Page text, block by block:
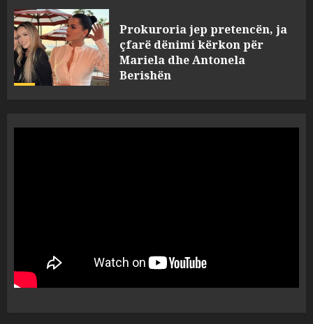
4
çfarë dënimi kërkon për
Mariela dhe Antonela
Berishën
MARCH 25, 2025
1
“bosen” Joana Nano për
abuzim me fondet publike dhe
pasuri të pajustifikuar